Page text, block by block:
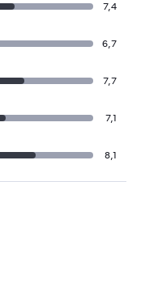
7,4
6,7
7,7
7,1
8,1